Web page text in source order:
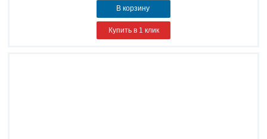
В корзину
Купить в 1 клик